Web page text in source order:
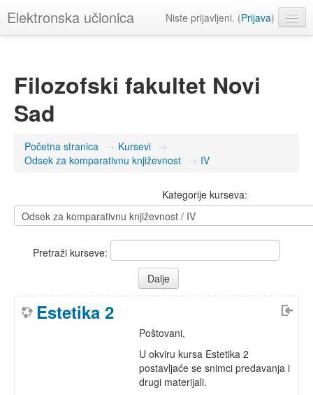
Elektronska učionica Niste prijavljeni. (Prijava)
Filozofski fakultet Novi
Sad
Početna stranica → Kursevi →
Odsek za komparativnu književnost → IV
Kategorije kurseva:
Pretraži kurseve:
Estetika 2
Poštovani,
U okviru kursa Estetika 2
postavljaće se snimci predavanja i
drugi materijali.